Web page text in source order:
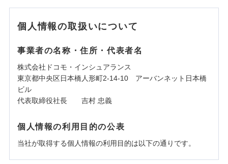
個人情報の取扱いについて
事業者の名称・住所・代表者名
株式会社ドコモ・インシュアランス
東京都中央区日本橋人形町2-14-10 アーバンネット日本橋
ビル
代表取締役社長 吉村 忠義
個人情報の利用目的の公表
当社が取得する個人情報の利用目的は以下の通りです。